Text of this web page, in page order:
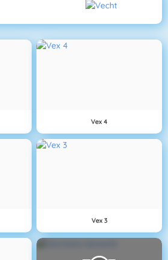
Vex 4
Vex 3